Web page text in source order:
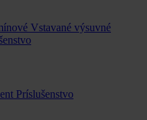
Vstavané výsuvné
Príslušenstvo